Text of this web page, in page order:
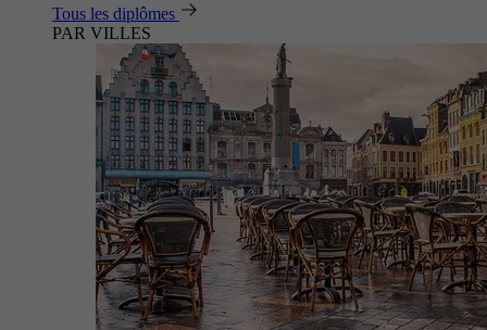
Tous les diplômes
PAR VILLES